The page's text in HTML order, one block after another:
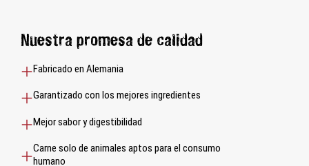
Nuestra promesa de calidad
Fabricado en Alemania
Garantizado con los mejores ingredientes
Mejor sabor y digestibilidad
Carne solo de animales aptos para el consumo
humano